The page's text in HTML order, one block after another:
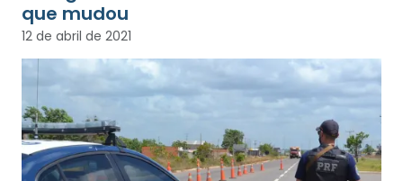
que mudou
12 de abril de 2021